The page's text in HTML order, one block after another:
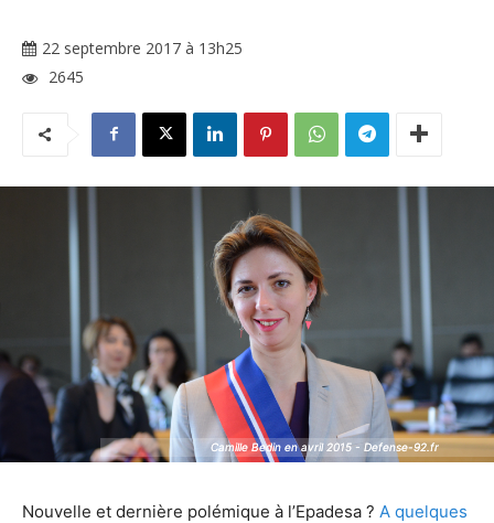
22 septembre 2017 à 13h25
2645
Camille Bedin en avril 2015 - Defense-92.fr
Camille Bedin en avril 2015 - Defense-92.fr
Nouvelle et dernière polémique à l’Epadesa ? A quelques